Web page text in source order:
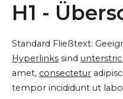
H1 -
Standard Fließtext:
Hyperlinks sind
amet, consectetur
tempor incididunt ut